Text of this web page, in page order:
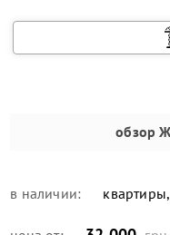
обзор
в наличии: